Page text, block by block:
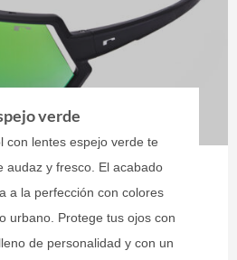
verde
con lentes espejo verde te
audaz y fresco. El acabado
a la perfección con colores
urbano. Protege tus ojos con
de personalidad y con un